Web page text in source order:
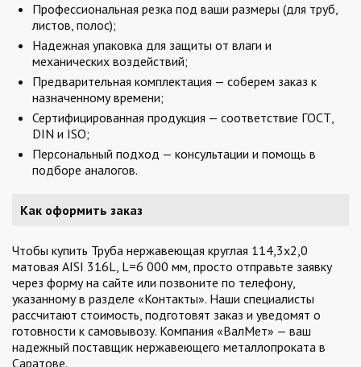
Профессиональная резка под ваши размеры (для труб,
листов, полос);
Надежная упаковка для защиты от влаги и
механических воздействий;
Предварительная комплектация — соберем заказ к
назначенному времени;
Сертифицированная продукция — соответствие ГОСТ,
DIN и ISO;
Персональный подход — консультации и помощь в
подборе аналогов.
Как оформить заказ
Чтобы купить Труба нержавеющая круглая 114,3х2,0
матовая AISI 316L, L=6 000 мм, просто отправьте заявку
через форму на сайте или позвоните по телефону,
указанному в разделе «Контакты». Наши специалисты
рассчитают стоимость, подготовят заказ и уведомят о
готовности к самовывозу. Компания «ВалМет» — ваш
надежный поставщик нержавеющего металлопроката в
Саратове.